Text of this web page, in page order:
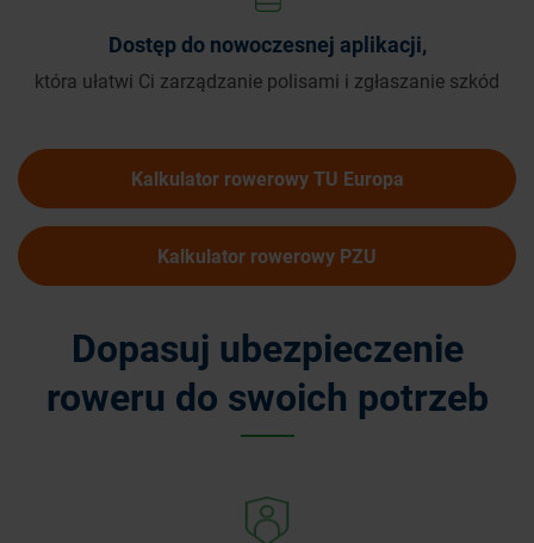
Dostęp do nowoczesnej aplikacji,
która ułatwi Ci zarządzanie polisami i zgłaszanie szkód
Kalkulator rowerowy TU Europa
Kalkulator rowerowy PZU
Dopasuj ubezpieczenie
roweru do swoich potrzeb